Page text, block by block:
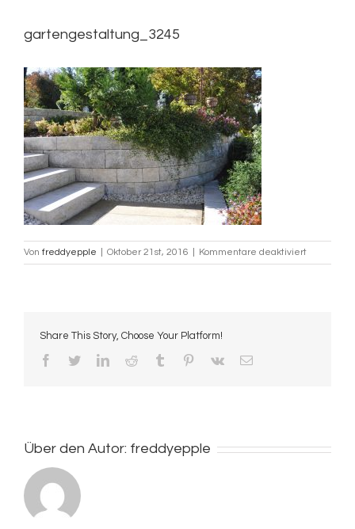
gartengestaltung_3245
Von freddyepple Oktober 21st, 2016 Kommentare deaktiviertfür
Share This Story, Choose Your Platform!
Facebook
TwitterLinkedInReddit Tumblr Pinterest
Vk
E-
Über den Autor: freddyepple